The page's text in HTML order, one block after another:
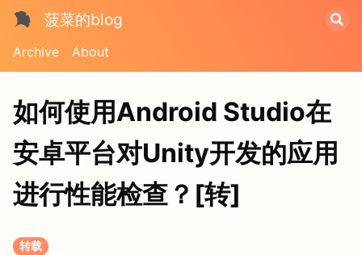
菠菜的blog
Archive About
如何使用Android Studio在
安卓平台对Unity开发的应用
进行性能检查？[转]
转载